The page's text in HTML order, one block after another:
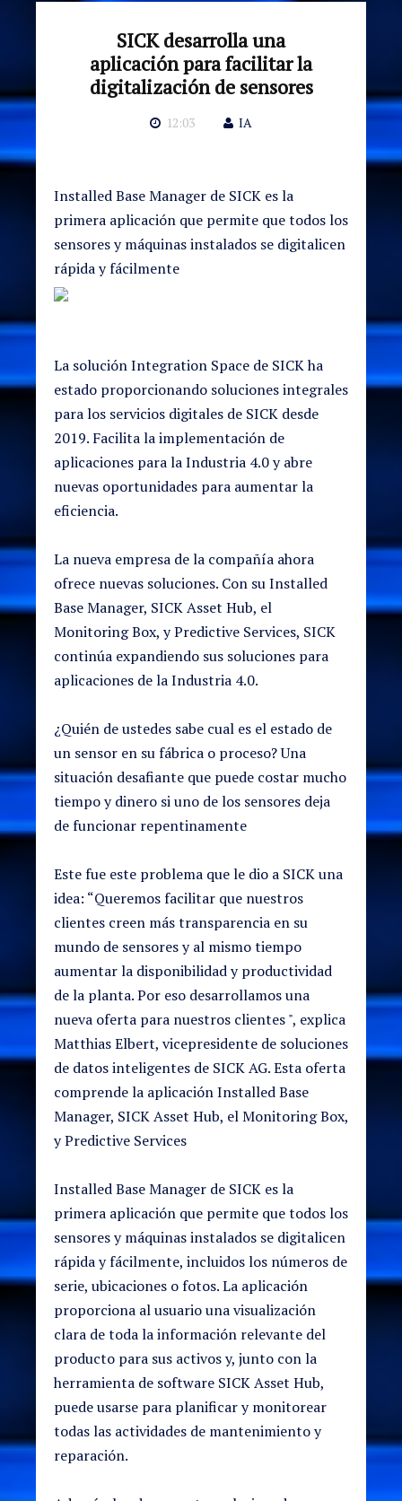
SICK desarrolla una
aplicación para facilitar la
digitalización de sensores
12:03 IA
Installed Base Manager de SICK es la
primera aplicación que permite que todos los
sensores y máquinas instalados se digitalicen
rápida y fácilmente
La solución Integration Space de SICK ha
estado proporcionando soluciones integrales
para los servicios digitales de SICK desde
2019. Facilita la implementación de
aplicaciones para la Industria 4.0 y abre
nuevas oportunidades para aumentar la
eficiencia.
La nueva empresa de la compañía ahora
ofrece nuevas soluciones. Con su Installed
Base Manager, SICK Asset Hub, el
Monitoring Box, y Predictive Services, SICK
continúa expandiendo sus soluciones para
aplicaciones de la Industria 4.0.
¿Quién de ustedes sabe cual es el estado de
un sensor en su fábrica o proceso? Una
situación desafiante que puede costar mucho
tiempo y dinero si uno de los sensores deja
de funcionar repentinamente
Este fue este problema que le dio a SICK una
idea: “Queremos facilitar que nuestros
clientes creen más transparencia en su
mundo de sensores y al mismo tiempo
aumentar la disponibilidad y productividad
de la planta. Por eso desarrollamos una
nueva oferta para nuestros clientes ", explica
Matthias Elbert, vicepresidente de soluciones
de datos inteligentes de SICK AG. Esta oferta
comprende la aplicación Installed Base
Manager, SICK Asset Hub, el Monitoring Box,
y Predictive Services
Installed Base Manager de SICK es la
primera aplicación que permite que todos los
sensores y máquinas instalados se digitalicen
rápida y fácilmente, incluidos los números de
serie, ubicaciones o fotos. La aplicación
proporciona al usuario una visualización
clara de toda la información relevante del
producto para sus activos y, junto con la
herramienta de software SICK Asset Hub,
puede usarse para planificar y monitorear
todas las actividades de mantenimiento y
reparación.